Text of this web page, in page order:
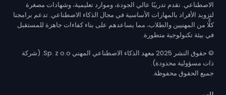
الاصطناعي. نقدم تدريبًا عالي الجودة، وموارد تعليمية، وشهادات مصغرة
لتزويد الأفراد بالمهارات الأساسية في مجال الذكاء الاصطناعي. تدعم برامجنا
كلًّا من المهنيين والطلاب، مما يساعدهم على بناء كفاءات جاهزة للمستقبل
في بيئة تكنولوجية متطورة.
© حقوق النشر 2025 معهد الذكاء الاصطناعي المهني Sp. z o.o. (شركة
ذات مسؤولية محدودة).
جميع الحقوق محفوظة.